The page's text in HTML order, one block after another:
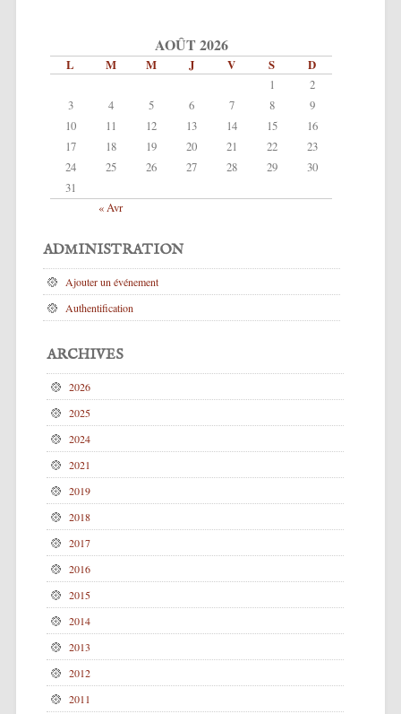
AOÛT 2026
L M M J V S D
« Avr
1
2
3
4 5 6 7 8
9
10
11 12 13 14 15
16
17
18 19 20 21 22
23
24
25 26 27 28 29
30
31
ADMINISTRATION
Ajouter un événement
Authentification
ARCHIVES
2026
2025
2024
2021
2019
2018
2017
2016
2015
2014
2013
2012
2011